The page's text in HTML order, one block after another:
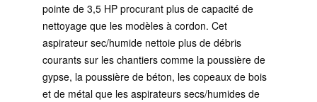
pointe de 3,5 HP procurant plus de capacité de
nettoyage que les modèles à cordon. Cet
aspirateur sec/humide nettoie plus de débris
courants sur les chantiers comme la poussière de
gypse, la poussière de béton, les copeaux de bois
et de métal que les aspirateurs secs/humides de